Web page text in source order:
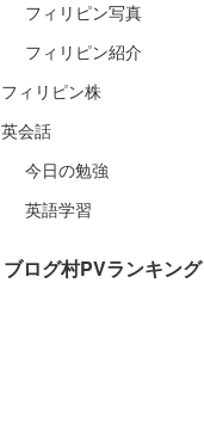
フィリピン写真
フィリピン紹介
フィリピン株
英会話
今日の勉強
英語学習
ブログ村PVランキング